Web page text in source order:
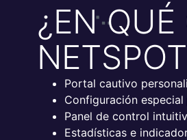
¿EN
Portal cautivo
Configuración
Panel de control
Estadísticas e